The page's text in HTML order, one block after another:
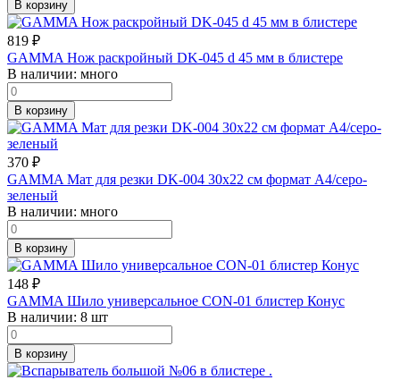
В корзину
819 ₽
GAMMA Нож раскройный DK-045 d 45 мм в блистере
В наличии: много
В корзину
370 ₽
GAMMA Мат для резки DK-004 30х22 см формат А4/серо-
зеленый
В наличии: много
В корзину
148 ₽
GAMMA Шило универсальное CON-01 блистер Конус
В наличии: 8 шт
В корзину